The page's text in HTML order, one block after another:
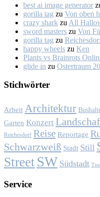
best ai image generator
gorilla tag zu Von oben
crazy shark zu All
sword masters zu Von
gorilla tag zu
happy wheels zu Ken
Plants vs Brainrots
glide in zu Os­ter­traum
Stich­wör­ter
Arbeit Architektur
Garten Konzert
Reichesdorf Reise Reportage
Schwarzweiß Stadt Still
Street SW Südstadt
Ser­vice